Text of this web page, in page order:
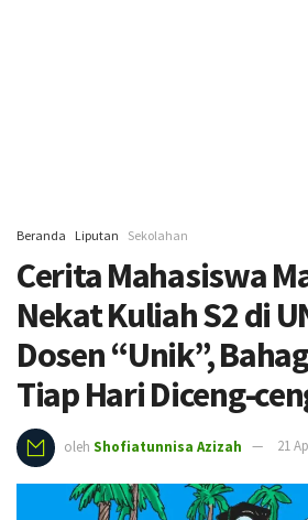
Beranda Liputan Sekolahan
Cerita Mahasiswa
Nekat Kuliah S2 di
Dosen “Unik”,
Tiap Hari Diceng-
oleh Shofiatunnisa Azizah 21